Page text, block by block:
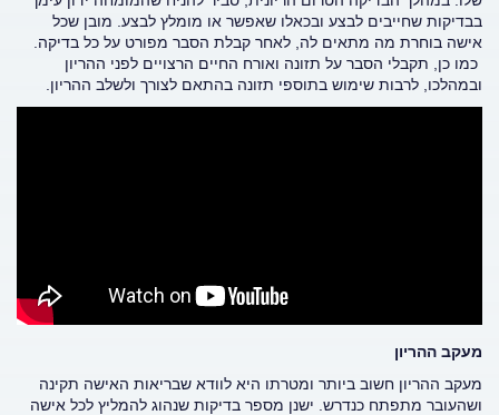
בבדיקות שחייבים לבצע ובכאלו שאפשר או מומלץ לבצע. מובן שכל
אישה בוחרת מה מתאים לה, לאחר קבלת הסבר מפורט על כל בדיקה.
כמו כן, תקבלי הסבר על תזונה ואורח החיים הרצויים לפני ההריון
ובמהלכו, לרבות שימוש בתוספי תזונה בהתאם לצורך ולשלב ההריון.
מעקב ההריון
מעקב ההריון חשוב ביותר ומטרתו היא לוודא שבריאות האישה תקינה
ושהעובר מתפתח כנדרש. ישנן מספר בדיקות שנהוג להמליץ לכל אישה